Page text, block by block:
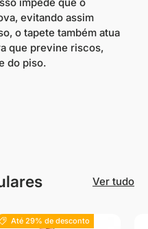
evitando assim
o tapete também atua
que previne riscos,
do piso.
Ver tudo
Até 29% de desconto